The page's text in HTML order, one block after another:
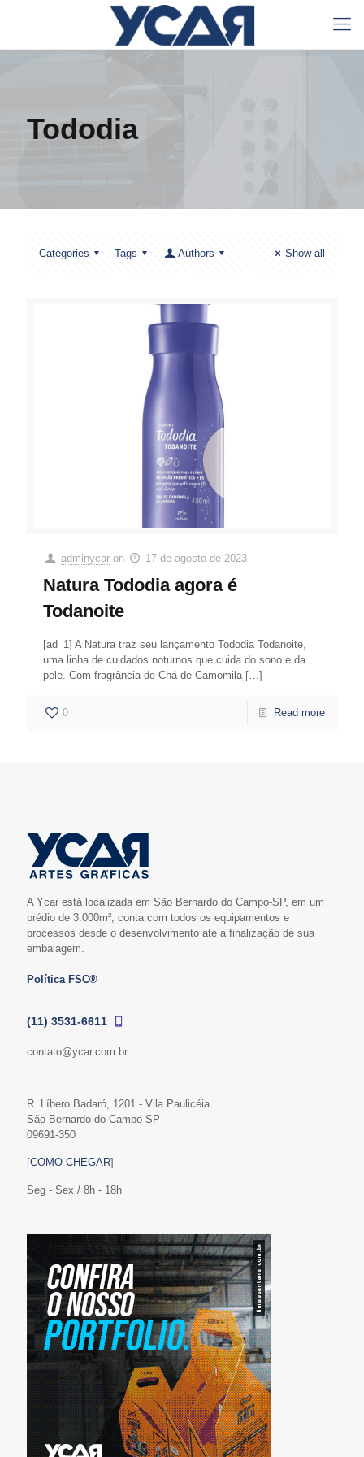
Tododia
Categories Tags Authors Show all
adminycar on 17 de agosto de 2023
Natura Tododia agora é
Todanoite
[ad_1] A Natura traz seu lançamento Tododia Todanoite,
uma linha de cuidados noturnos que cuida do sono e da
pele. Com fragrância de Chá de Camomila […]
0 Read more
A Ycar está localizada em São Bernardo do Campo-SP, em um
prédio de 3.000m², conta com todos os equipamentos e
processos desde o desenvolvimento até a finalização de sua
embalagem.
Política FSC®
(11) 3531-6611
contato@ycar.com.br
R. Líbero Badaró, 1201 - Vila Paulicéia
São Bernardo do Campo-SP
09691-350
[COMO CHEGAR]
Seg - Sex / 8h - 18h